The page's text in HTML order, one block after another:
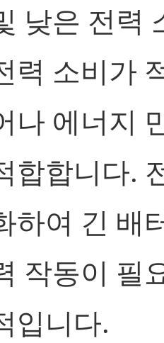
낮은 전력
력 소비가
나 에너지
합합니다.
하여 긴 배
작동이 필
입니다.